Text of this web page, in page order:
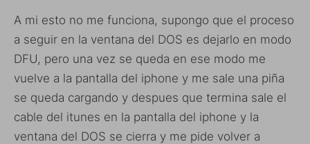
A mi esto no me funciona, supongo que el proceso
a seguir en la ventana del DOS es dejarlo en modo
DFU, pero una vez se queda en ese modo me
vuelve a la pantalla del iphone y me sale una piña
se queda cargando y despues que termina sale el
cable del itunes en la pantalla del iphone y la
ventana del DOS se cierra y me pide volver a